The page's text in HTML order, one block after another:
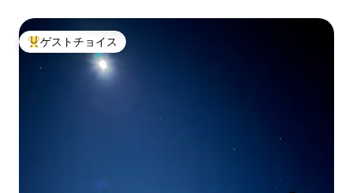
大好評のゲストチョイスです。
ゲストチョイス